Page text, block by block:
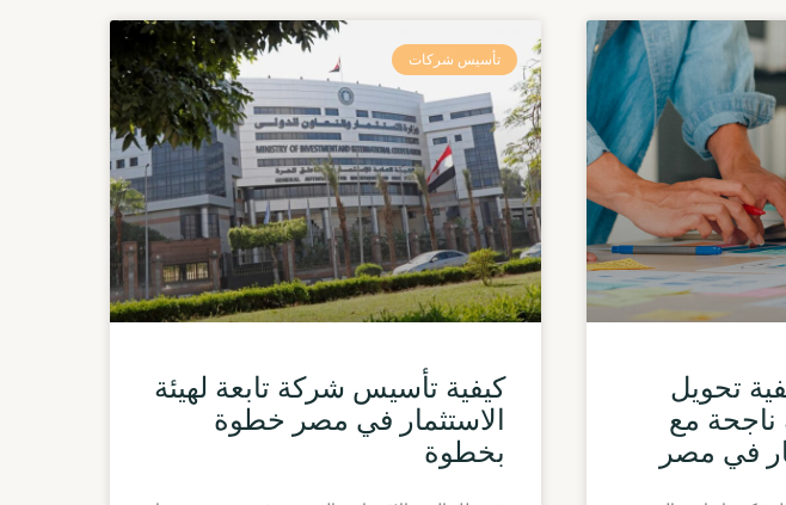
تحويل
مع
في مصر
تأسيس شركات
كيفية تأسيس شركة تابعة لهيئة
الاستثمار في مصر خطوة
بخطوة